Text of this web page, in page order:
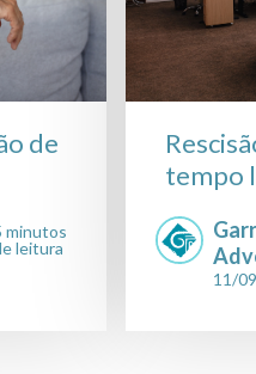
de
minutos
leitura
tempo
11/